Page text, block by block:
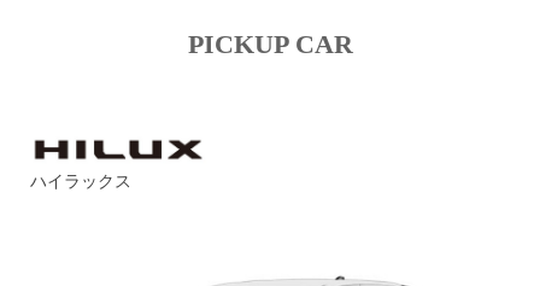
PICKUP CAR
ハイラックス